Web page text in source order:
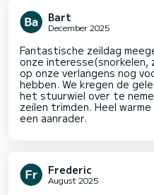
Bart
December 2025
Fantastische zeildag
onze interesse(snorkelen,
op onze verlangens nog
hebben. We kregen de
het stuurwiel over te
zeilen trimden. Heel
een aanrader.
Frederic
August 2025